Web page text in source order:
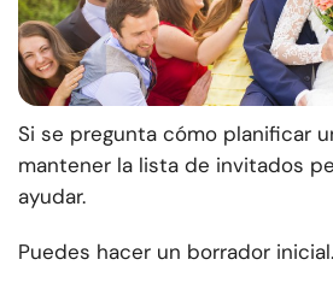
Si se pregunta cómo planificar
mantener la lista de invitados
ayudar.
Puedes hacer un borrador inicial.